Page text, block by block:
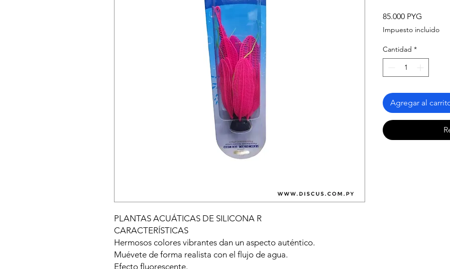
PLANTAS ACUÁTICAS DE SILICONA R
CARACTERÍSTICAS
Hermosos colores vibrantes dan un aspecto auténtico.
Muévete de forma realista con el flujo de agua.
Efecto fluorescente.
85.000 PYG
Impuesto incluido
Cantidad *
Agregar al